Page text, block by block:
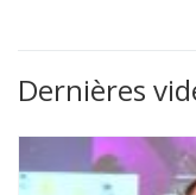
Dernières